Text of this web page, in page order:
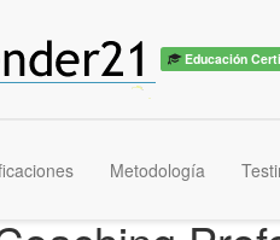
Educación
Metodología